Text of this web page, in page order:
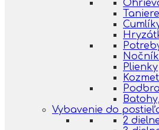
Plienky
Vybavenie do
2